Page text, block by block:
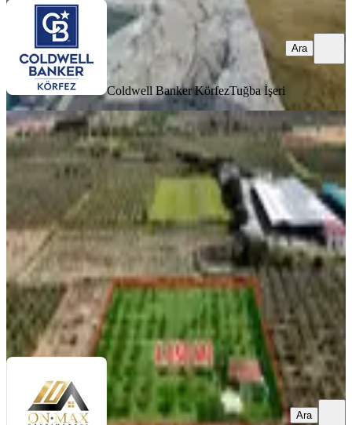
Coldwell Banker KörfezTuğba İşeri
Ara
MANZARALI
Onmax Börezli'de Satılık 4850 M2
Arsa İçerisinde Çiftlik Evi Bağ
Balıkesir, Burhaniye
Stüdyo
190 m² 10.06.2026
12.500.000 ₺
ONMAX GAYRİMENKULOnur Özdemir
Ara
Ara